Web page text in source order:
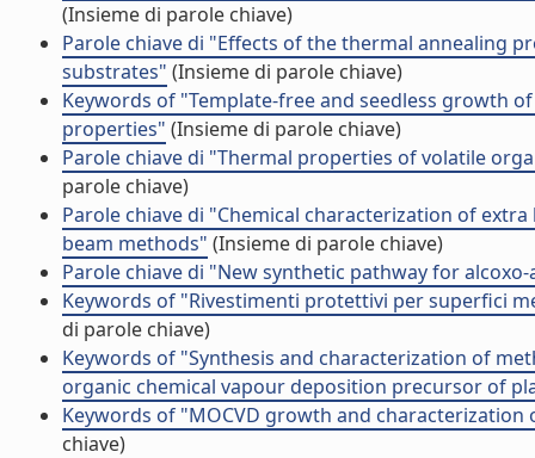
(Insieme di parole chiave)
Parole chiave di "Effects of the thermal annealing
substrates" (Insieme di parole chiave)
Keywords of "Template-free and seedless growth
properties" (Insieme di parole chiave)
Parole chiave di "Thermal properties of volatile
parole chiave)
Parole chiave di "Chemical characterization of
beam methods" (Insieme di parole chiave)
Parole chiave di "New synthetic pathway for
Keywords of "Rivestimenti protettivi per superfici
di parole chiave)
Keywords of "Synthesis and characterization of
organic chemical vapour deposition precursor of
Keywords of "MOCVD growth and
chiave)